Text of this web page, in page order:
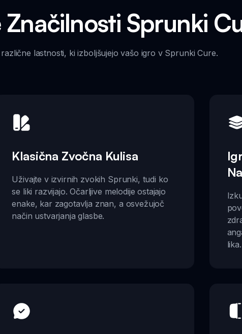
Značilnosti Sprunki
lastnosti, ki izboljšujejo vašo igro v Sprunki Cure.
Klasična Zvočna Kulisa
Uživajte v izvirnih zvokih Sprunki, tudi ko
se liki razvijajo. Očarljive melodije ostajajo
enake, kar zagotavlja znan, a osvežujoč
način ustvarjanja glasbe.
lika.